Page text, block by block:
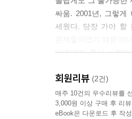
싸움. 2001년, 그렇게
세웠다. 당장 가야 할
‘비장애인 중심 사회’
됐던 불구의 몸이 싸움
낮달 같던 시간들: 집
회원리뷰 (2건)
매주 10건의 우수리뷰를
3,000원 이상 구매 후 리
eBook은 다운로드 후 작